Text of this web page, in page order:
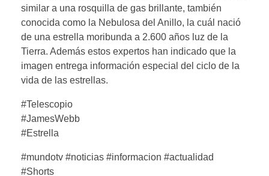
similar a una rosquilla de gas brillante, también
conocida como la Nebulosa del Anillo, la cuál nació
de una estrella moribunda a 2.600 años luz de la
Tierra. Además estos expertos han indicado que la
imagen entrega información especial del ciclo de la
vida de las estrellas.
#Telescopio
#JamesWebb
#Estrella
#mundotv #noticias #informacion #actualidad
#Shorts